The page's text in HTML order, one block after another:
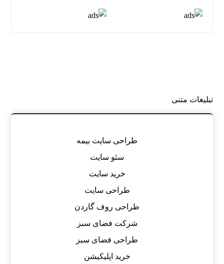
تبلیغات متنی
طراحی سایت بیمه
سئو سایت
خرید سایت
طراحی سایت
طراحی روف گاردن
شرکت فضای سبز
طراحی فضای سبز
خرید اپلیکیشن